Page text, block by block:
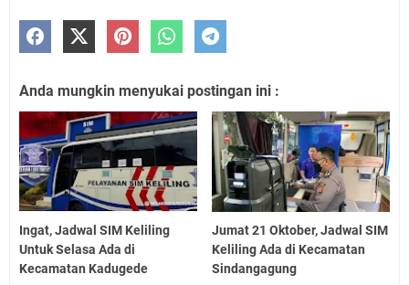
Anda mungkin menyukai postingan ini :
Ingat, Jadwal SIM Keliling
Untuk Selasa Ada di
Kecamatan Kadugede
Jumat 21 Oktober, Jadwal SIM
Keliling Ada di Kecamatan
Sindangagung